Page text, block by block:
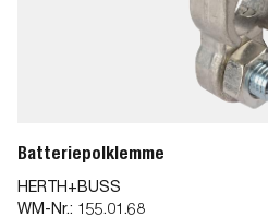
Batteriepolklemme
HERTH+BUSS
WM-Nr.: 155.01.68